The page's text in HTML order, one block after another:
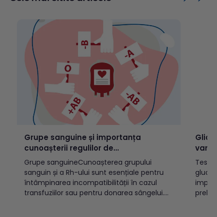
medicale, prin testare...
Grupe sanguine și importanța
cunoașterii regulilor de
incompatibilitate
Grupe sanguineCunoașterea grupului
sanguin și a Rh-ului sunt esențiale pentru
întâmpinarea incompatibilității în cazul
transfuziilor sau pentru donarea sângelui.